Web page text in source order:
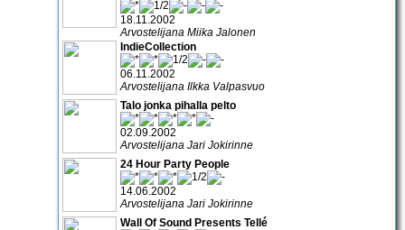
18.11.2002
Arvostelijana Miika Jalonen
IndieCollection
06.11.2002
Arvostelijana Ilkka Valpasvuo
Talo jonka pihalla pelto
02.09.2002
Arvostelijana Jari Jokirinne
24 Hour Party People
14.06.2002
Arvostelijana Jari Jokirinne
Wall Of Sound Presents Tellé